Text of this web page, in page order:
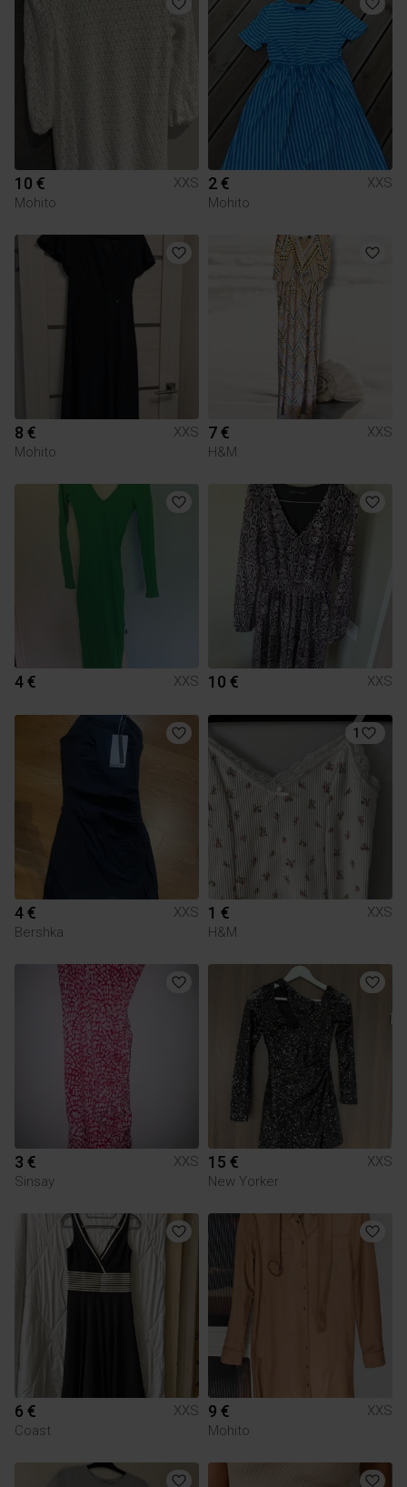
10 €
XXS
Mohito
2 €
XXS
Mohito
8 €
XXS
Mohito
7 €
XXS
H&M
4 € XXS 10 € XXS
4 €
XXS
Bershka
1
1 €
XXS
H&M
3 €
XXS
Sinsay
15 €
XXS
New Yorker
6 €
XXS
Coast
9 €
XXS
Mohito